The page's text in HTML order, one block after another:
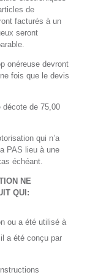
de
facturés à un
seront
onéreuse devront
fois que le devis
décote de 75,00
qui n’a
PAS lieu à une
échéant.
NE
QUI:
ou a été utilisé à
a été conçu par